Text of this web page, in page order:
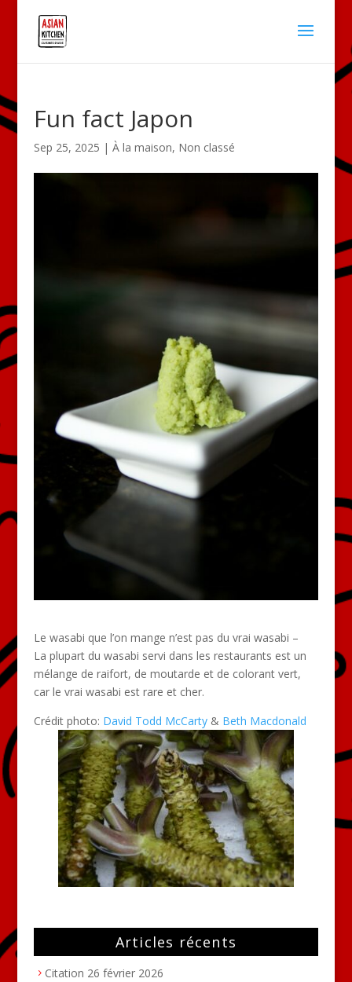
Fun fact Japon
Sep 25, 2025 | À la maison, Non classé
Le wasabi que l’on mange n’est pas du vrai wasabi –
La plupart du wasabi servi dans les restaurants est un
mélange de raifort, de moutarde et de colorant vert,
car le vrai wasabi est rare et cher.
Crédit photo: David Todd McCarty& Beth Macdonald
Articles récents
Citation 26 février 2026